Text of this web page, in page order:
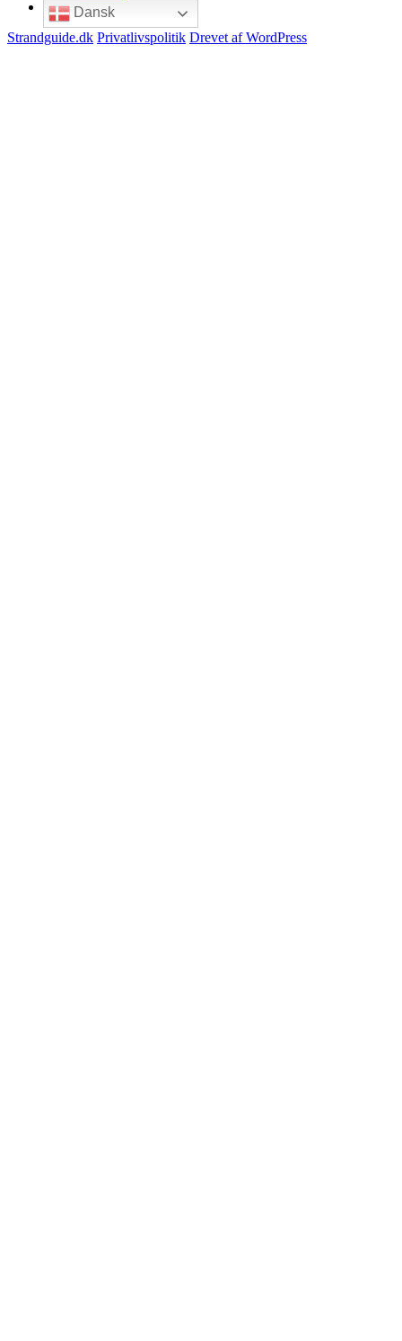
Dansk
Strandguide.dk Privatlivspolitik Drevet af WordPress